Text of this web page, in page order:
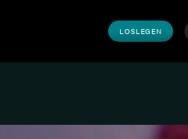
LOSLEGEN